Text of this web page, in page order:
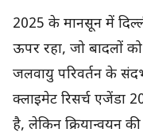
2025 के मानसून में
ऊपर रहा, जो बादलों
जलवायु परिवर्तन के
क्लाइमेट रिसर्च एजेंडा
है, लेकिन क्रियान्वयन